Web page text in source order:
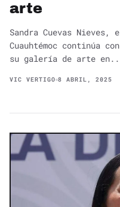
arte
Sandra Cuevas Nieves,
Cuauhtémoc continúa
su galería de arte
VIC VERTIGO 8 ABRIL, 2025